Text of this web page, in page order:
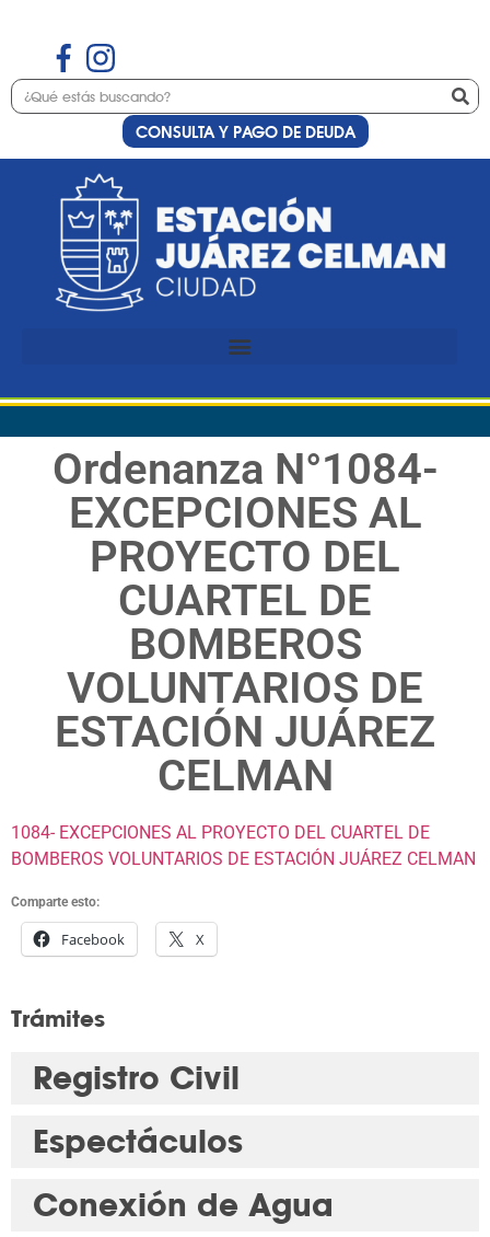
CONSULTA Y PAGO DE DEUDA
Ordenanza N°1084-
EXCEPCIONES AL
PROYECTO DEL
CUARTEL DE
BOMBEROS
VOLUNTARIOS DE
ESTACIÓN JUÁREZ
CELMAN
1084- EXCEPCIONES AL PROYECTO DEL CUARTEL DE
BOMBEROS VOLUNTARIOS DE ESTACIÓN JUÁREZ CELMAN
Comparte esto:
Facebook X
Trámites
Registro Civil
Espectáculos
Conexión de Agua